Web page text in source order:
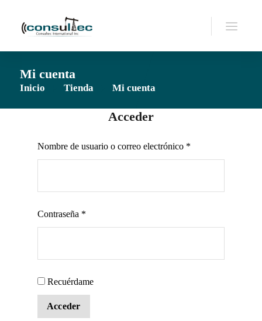
Mi cuenta
Inicio Tienda Mi cuenta
Acceder
Nombre de usuario o correo electrónico *Obligatorio
Contraseña *Obligatorio
Recuérdame
Acceder